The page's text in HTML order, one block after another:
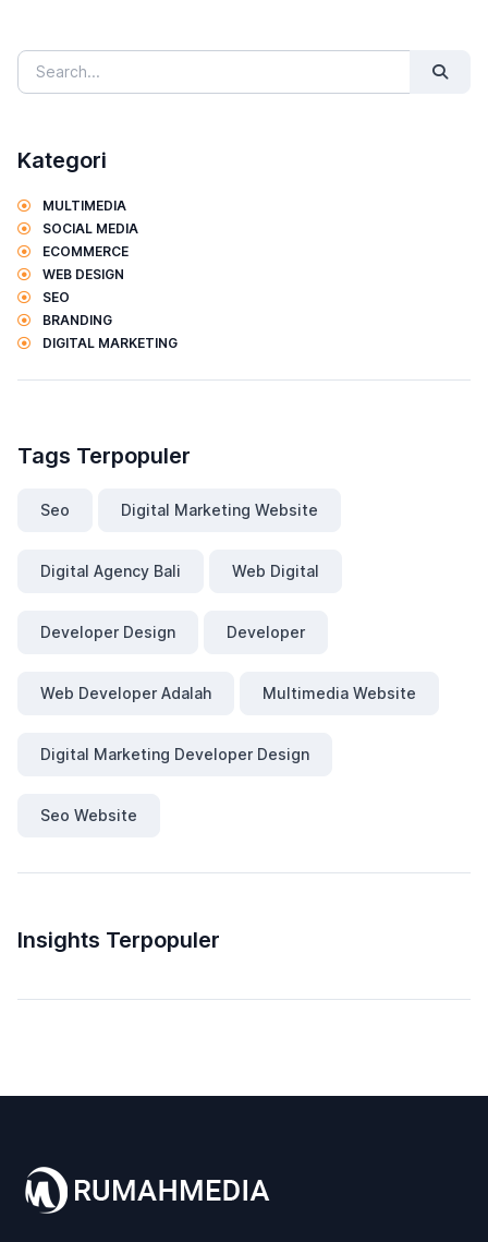
Kategori
MULTIMEDIA
SOCIAL MEDIA
ECOMMERCE
WEB DESIGN
SEO
BRANDING
DIGITAL MARKETING
Tags Terpopuler
Seo Digital Marketing Website
Digital Agency Bali Web Digital
Developer Design Developer
Web Developer Adalah Multimedia Website
Digital Marketing Developer Design
Seo Website
Insights Terpopuler